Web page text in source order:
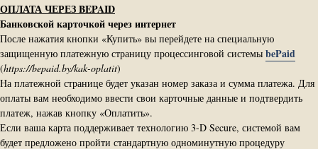
ОПЛАТА ЧЕРЕЗ BEPAID
Банковской карточкой через интернет
После нажатия кнопки «Купить» вы перейдете на специальную
защищенную платежную страницу процессинговой системы bePaid
(https://bepaid.by/kak-oplatit)
На платежной странице будет указан номер заказа и сумма платежа. Для
оплаты вам необходимо ввести свои карточные данные и подтвердить
платеж, нажав кнопку «Оплатить».
Если ваша карта поддерживает технологию 3-D Secure, системой вам
будет предложено пройти стандартную одноминутную процедуру